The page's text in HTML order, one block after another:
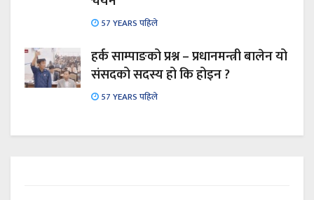
57 YEARS पहिले
हर्क साम्पाङको प्रश्न – प्रधानमन्त्री बालेन यो
संसदको सदस्य हो कि होइन ?
57 YEARS पहिले